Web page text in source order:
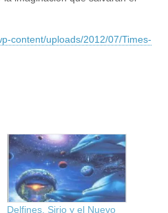
content/uploads/2012/07/Times-
Delfines, Sirio y el Nuevo